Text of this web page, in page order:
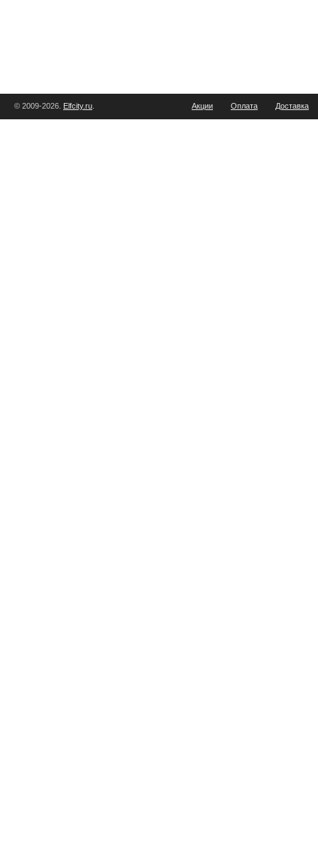
© 2009-2026. Elfcity.ru Акции Оплата Доставка